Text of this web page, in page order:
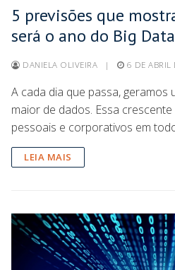
5 previsões que
será o ano do Big Data
DANIELA OLIVEIRA | 6 DE ABRIL
A cada dia que passa, geramos
maior de dados. Essa
pessoais e corporativos em
LEIA MAIS